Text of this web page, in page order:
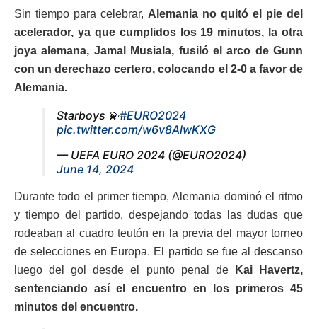
Sin tiempo para celebrar, Alemania no quitó el pie del
acelerador, ya que cumplidos los 19 minutos, la otra
joya alemana, Jamal Musiala, fusiló el arco de Gunn
con un derechazo certero, colocando el 2-0 a favor de
Alemania.
Starboys 💫#EURO2024
pic.twitter.com/w6v8AlwKXG
— UEFA EURO 2024 (@EURO2024)
June 14, 2024
Durante todo el primer tiempo, Alemania dominó el ritmo
y tiempo del partido, despejando todas las dudas que
rodeaban al cuadro teutón en la previa del mayor torneo
de selecciones en Europa. El partido se fue al descanso
luego del gol desde el punto penal de
Kai Havertz,
sentenciando así el encuentro en los primeros 45
minutos del encuentro.